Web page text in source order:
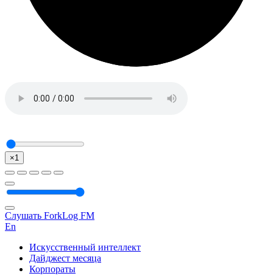
×1
Слушать ForkLog FM
En
Искусственный интеллект
Дайджест месяца
Корпораты